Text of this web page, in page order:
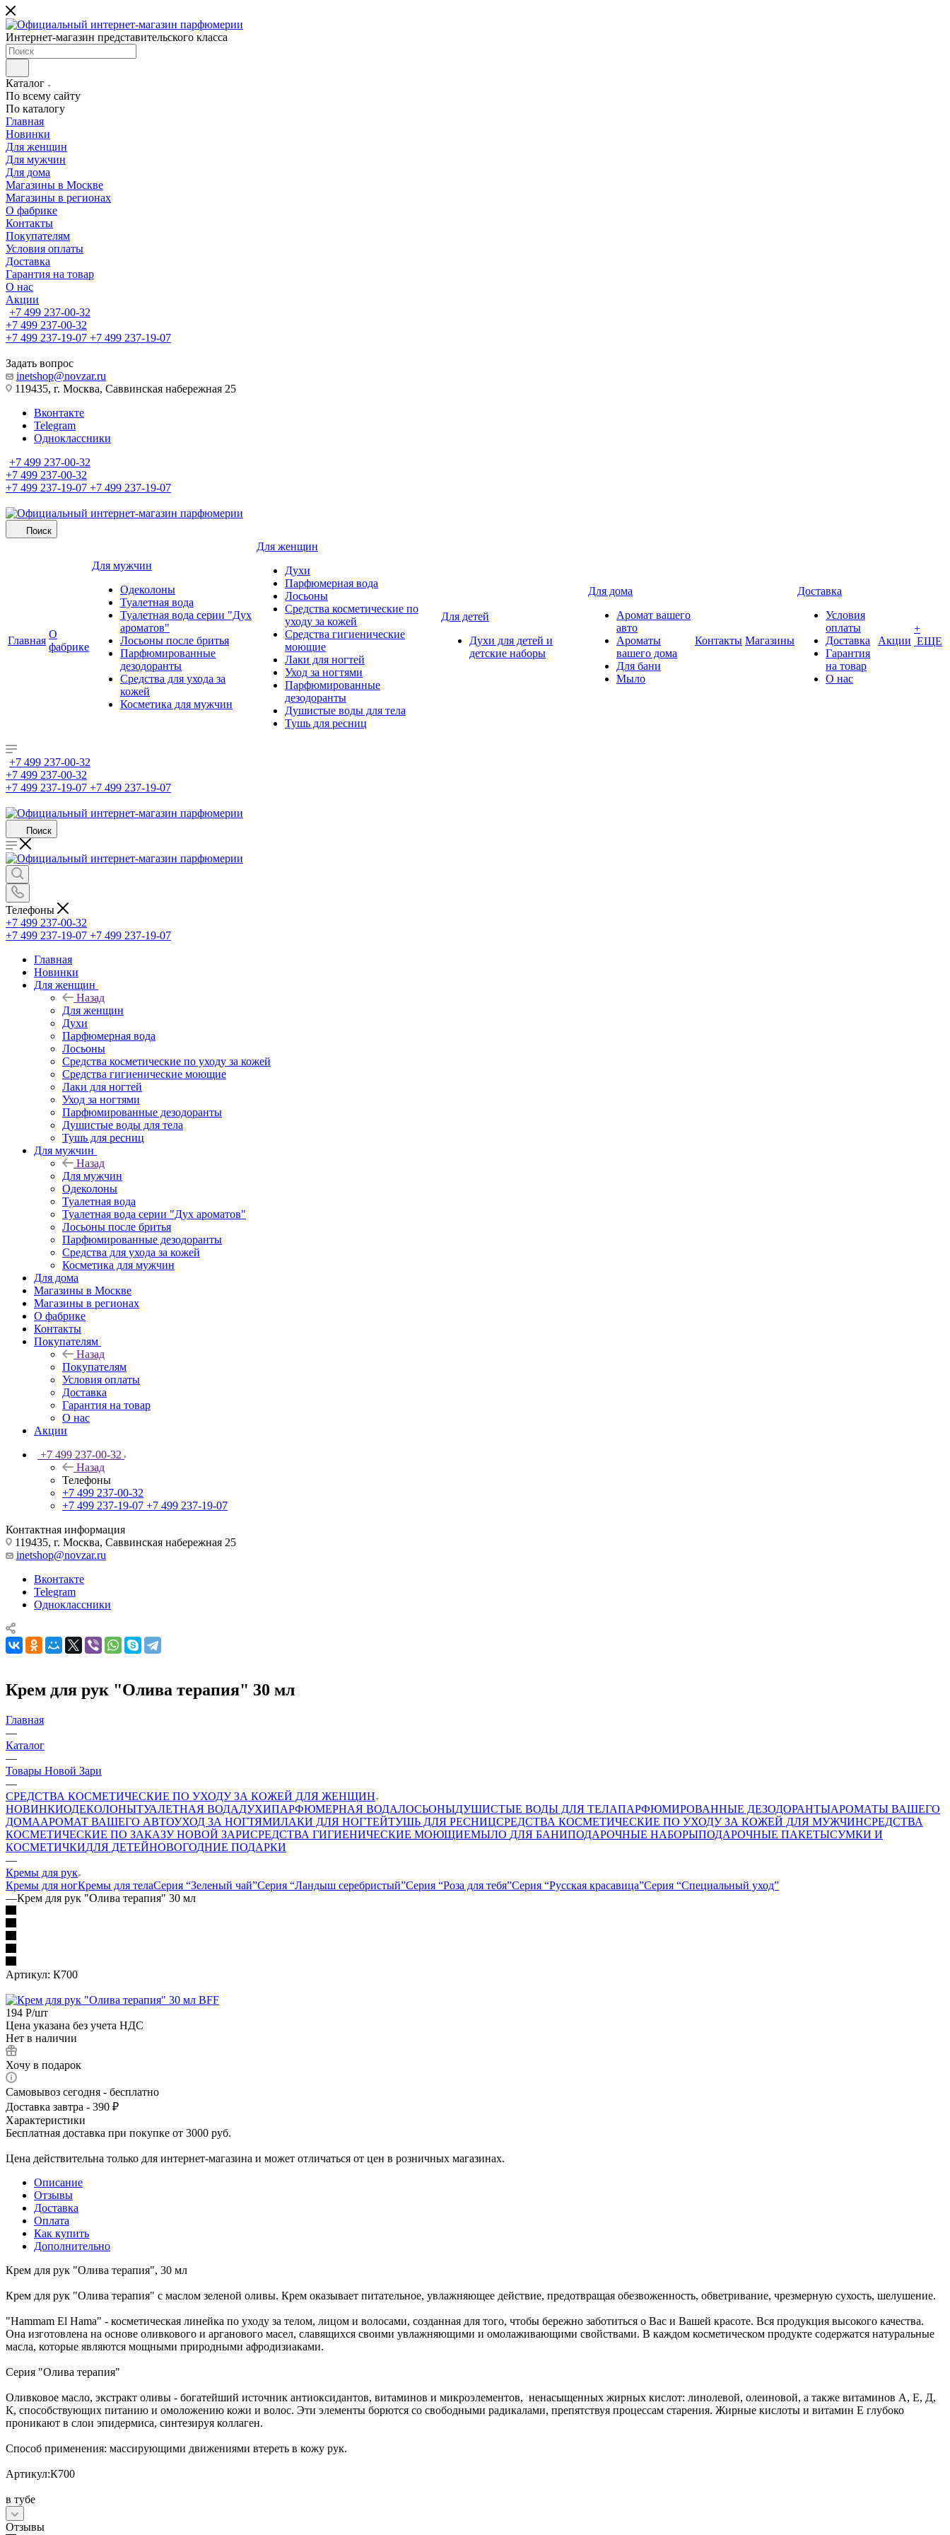
Интернет-магазин представительского класса
Каталог
По всему сайту
По каталогу
Главная
Новинки
Для женщин
Для мужчин
Для дома
Магазины в Москве
Магазины в регионах
О фабрике
Контакты
Покупателям
Условия оплаты
Доставка
Гарантия на товар
О нас
Акции
+7 499 237-00-32
+7 499 237-00-32
+7 499 237-19-07 +7 499 237-19-07
Задать вопрос
inetshop@novzar.ru
119435, г. Москва, Саввинская набережная 25
Вконтакте
Telegram
Одноклассники
+7 499 237-00-32
+7 499 237-00-32
+7 499 237-19-07 +7 499 237-19-07
Поиск
Главная
О
фабрике
Для мужчин
Одеколоны
Туалетная вода
Туалетная вода серии "Дух
ароматов"
Лосьоны после бритья
Парфюмированные
дезодоранты
Средства для ухода за
кожей
Косметика для мужчин
Для женщин
Духи
Парфюмерная вода
Лосьоны
Средства косметические по
уходу за кожей
Средства гигиенические
моющие
Лаки для ногтей
Уход за ногтями
Парфюмированные
дезодоранты
Душистые воды для тела
Тушь для ресниц
Для детей
Духи для детей и
детские наборы
Для дома
Аромат вашего
авто
Ароматы
вашего дома
Для бани
Мыло
Контакты Магазины
Доставка
Условия
оплаты
Доставка
Гарантия
на товар
О нас
Акции
+
ЕЩЕ
+7 499 237-00-32
+7 499 237-00-32
+7 499 237-19-07 +7 499 237-19-07
Поиск
Телефоны
+7 499 237-00-32
+7 499 237-19-07 +7 499 237-19-07
Главная
Новинки
Для женщин
Назад
Для женщин
Духи
Парфюмерная вода
Лосьоны
Средства косметические по уходу за кожей
Средства гигиенические моющие
Лаки для ногтей
Уход за ногтями
Парфюмированные дезодоранты
Душистые воды для тела
Тушь для ресниц
Для мужчин
Назад
Для мужчин
Одеколоны
Туалетная вода
Туалетная вода серии "Дух ароматов"
Лосьоны после бритья
Парфюмированные дезодоранты
Средства для ухода за кожей
Косметика для мужчин
Для дома
Магазины в Москве
Магазины в регионах
О фабрике
Контакты
Покупателям
Назад
Покупателям
Условия оплаты
Доставка
Гарантия на товар
О нас
Акции
+7 499 237-00-32
Назад
Телефоны
+7 499 237-00-32
+7 499 237-19-07 +7 499 237-19-07
Контактная информация
119435, г. Москва, Саввинская набережная 25
inetshop@novzar.ru
Вконтакте
Telegram
Одноклассники
Крем для рук "Олива терапия" 30 мл
Главная
—
Каталог
—
Товары Новой Зари
—
СРЕДСТВА КОСМЕТИЧЕСКИЕ ПО УХОДУ ЗА КОЖЕЙ ДЛЯ ЖЕНЩИН
НОВИНКИОДЕКОЛОНЫТУАЛЕТНАЯ ВОДАДУХИПАРФЮМЕРНАЯ ВОДАЛОСЬОНЫДУШИСТЫЕ ВОДЫ ДЛЯ ТЕЛАПАРФЮМИРОВАННЫЕ ДЕЗОДОРАНТЫАРОМАТЫ ВАШЕГО
ДОМААРОМАТ ВАШЕГО АВТОУХОД ЗА НОГТЯМИЛАКИ ДЛЯ НОГТЕЙТУШЬ ДЛЯ РЕСНИЦСРЕДСТВА КОСМЕТИЧЕСКИЕ ПО УХОДУ ЗА КОЖЕЙ ДЛЯ МУЖЧИНСРЕДСТВА
КОСМЕТИЧЕСКИЕ ПО ЗАКАЗУ НОВОЙ ЗАРИСРЕДСТВА ГИГИЕНИЧЕСКИЕ МОЮЩИЕМЫЛО ДЛЯ БАНИПОДАРОЧНЫЕ НАБОРЫПОДАРОЧНЫЕ ПАКЕТЫСУМКИ И
КОСМЕТИЧКИДЛЯ ДЕТЕЙНОВОГОДНИЕ ПОДАРКИ
—
Кремы для рук
Кремы для ногКремы для телаСерия “Зеленый чай”Серия “Ландыш серебристый”Серия “Роза для тебя”Серия “Русская красавица”Серия “Специальный уход”
—Крем для рук "Олива терапия" 30 мл
Артикул: К700
194 Р/шт
Цена указана без учета НДС
Нет в наличии
Хочу в подарок
Самовывоз сегодня - бесплатно
Доставка завтра - 390 ₽
Характеристики
Бесплатная доставка при покупке от 3000 руб.
Цена действительна только для интернет-магазина и может отличаться от цен в розничных магазинах.
Описание
Отзывы
Доставка
Оплата
Как купить
Дополнительно
Крем для рук "Олива терапия", 30 мл
Крем для рук "Олива терапия" с маслом зеленой оливы. Крем оказывает питательное, увлажняющее действие, предотвращая обезвоженность, обветривание, чрезмерную сухость, шелушение.
"Hammam El Hama" - косметическая линейка по уходу за телом, лицом и волосами, созданная для того, чтобы бережно заботиться о Вас и Вашей красоте. Вся продукция высокого качества.
Она изготовлена на основе оливкового и арганового масел, славящихся своими увлажняющими и омолаживающими свойствами. В каждом косметическом продукте содержатся натуральные
масла, которые являются мощными природными афродизиаками.
Серия "Олива терапия"
Оливковое масло, экстракт оливы - богатейший источник антиоксидантов, витаминов и микроэлементов, ненасыщенных жирных кислот: линолевой, олеиновой, а также витаминов А, Е, Д,
К, способствующих питанию и омоложению кожи и волос. Эти элементы борются со свободными радикалами, препятствуя процессам старения. Жирные кислоты и витамин Е глубоко
проникают в слои эпидермиса, синтезируя коллаген.
Способ применения: массирующими движениями втереть в кожу рук.
Артикул:К700
в тубе
Отзывы